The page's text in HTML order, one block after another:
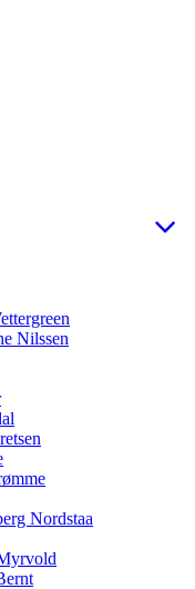
Nilssen
Nordstaa